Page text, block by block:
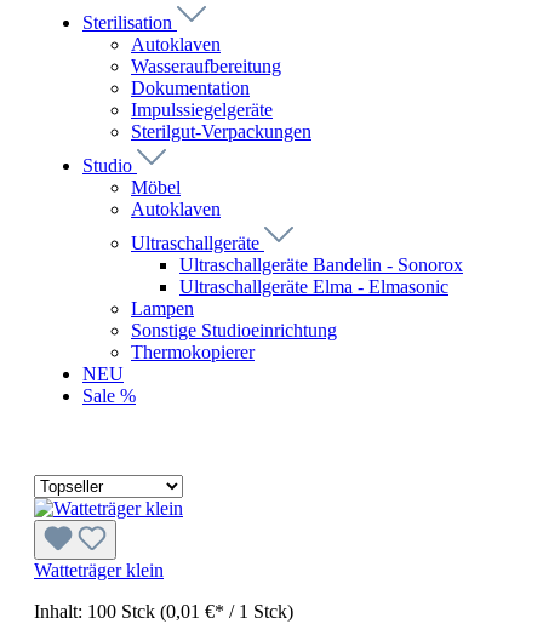
Sterilisation
Autoklaven
Wasseraufbereitung
Dokumentation
Impulssiegelgeräte
Sterilgut-Verpackungen
Studio
Möbel
Autoklaven
Ultraschallgeräte
Ultraschallgeräte Bandelin - Sonorox
Ultraschallgeräte Elma - Elmasonic
Lampen
Sonstige Studioeinrichtung
Thermokopierer
NEU
Sale %
Watteträger klein
Inhalt: 100 Stck (0,01 €* / 1 Stck)